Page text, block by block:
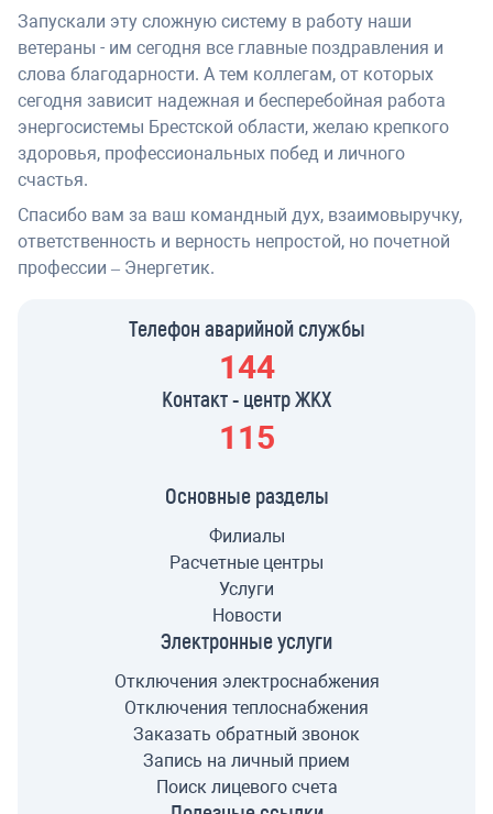
Запускали эту сложную систему в работу наши
ветераны - им сегодня все главные поздравления и
слова благодарности. А тем коллегам, от которых
сегодня зависит надежная и бесперебойная работа
энергосистемы Брестской области, желаю крепкого
здоровья, профессиональных побед и личного
счастья.
Спасибо вам за ваш командный дух, взаимовыручку,
ответственность и верность непростой, но почетной
профессии – Энергетик.
Телефон аварийной службы
144
Контакт - центр ЖКХ
115
Основные разделы
Филиалы
Расчетные центры
Услуги
Новости
Электронные услуги
Отключения электроснабжения
Отключения теплоснабжения
Заказать обратный звонок
Запись на личный прием
Поиск лицевого счета